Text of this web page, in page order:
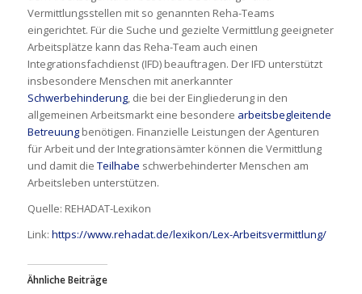
Vermittlungsstellen mit so genannten Reha-Teams
eingerichtet. Für die Suche und gezielte Vermittlung geeigneter
Arbeitsplätze kann das Reha-Team auch einen
Integrationsfachdienst (IFD) beauftragen. Der IFD unterstützt
insbesondere Menschen mit anerkannter
Schwerbehinderung, die bei der Eingliederung in den
allgemeinen Arbeitsmarkt eine besondere arbeitsbegleitende
Betreuungbenötigen. Finanzielle Leistungen der Agenturen
für Arbeit und der Integrationsämter können die Vermittlung
und damit die Teilhabe schwerbehinderter Menschen am
Arbeitsleben unterstützen.
Quelle: REHADAT-Lexikon
Link: https://www.rehadat.de/lexikon/Lex-Arbeitsvermittlung/
Ähnliche Beiträge